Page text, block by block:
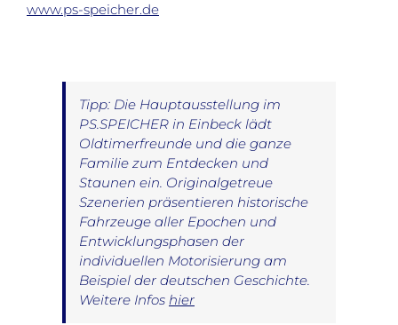
www.ps-speicher.de
Tipp: Die Hauptausstellung im
PS.SPEICHER in Einbeck lädt
Oldtimerfreunde und die ganze
Familie zum Entdecken und
Staunen ein. Originalgetreue
Szenerien präsentieren historische
Fahrzeuge aller Epochen und
Entwicklungsphasen der
individuellen Motorisierung am
Beispiel der deutschen Geschichte.
Weitere Infos hier